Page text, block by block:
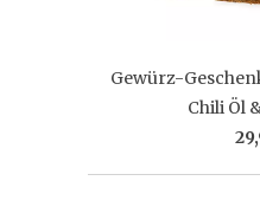
Gewürz-
Chili Öl